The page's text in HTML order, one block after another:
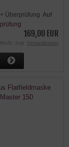
Auf
169,00 EUR
MwSt. zzgl. Versandkosten